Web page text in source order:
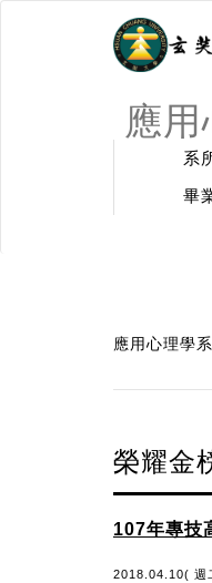
應
系
畢
應用心理學
榮耀金
107年專技
2018.04.10( 週